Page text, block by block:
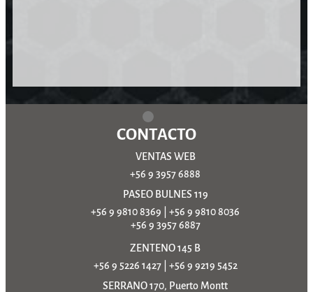
CONTACTO
VENTAS WEB
+56 9 3957 6888
PASEO BULNES 119
+56 9 9810 8369
+56 9 9810 8036
+56 9 3957 6887
ZENTENO 145 B
+56 9 5226 1427| +56 9 9219 5452
SERRANO 170, Puerto Montt